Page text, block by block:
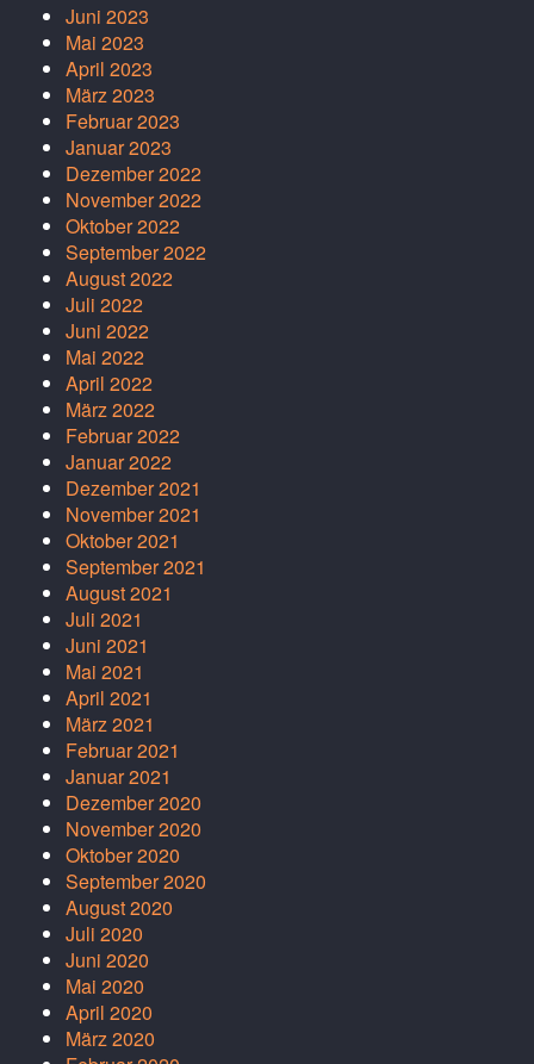
Juni 2023
Mai 2023
April 2023
März 2023
Februar 2023
Januar 2023
Dezember 2022
November 2022
Oktober 2022
September 2022
August 2022
Juli 2022
Juni 2022
Mai 2022
April 2022
März 2022
Februar 2022
Januar 2022
Dezember 2021
November 2021
Oktober 2021
September 2021
August 2021
Juli 2021
Juni 2021
Mai 2021
April 2021
März 2021
Februar 2021
Januar 2021
Dezember 2020
November 2020
Oktober 2020
September 2020
August 2020
Juli 2020
Juni 2020
Mai 2020
April 2020
März 2020